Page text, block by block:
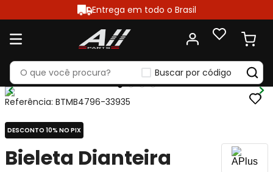
Entrega em todo o Brasil
Buscar por código
Referência: BTMB4796-33935
DESCONTO 10% NO PIX
Bieleta Dianteira